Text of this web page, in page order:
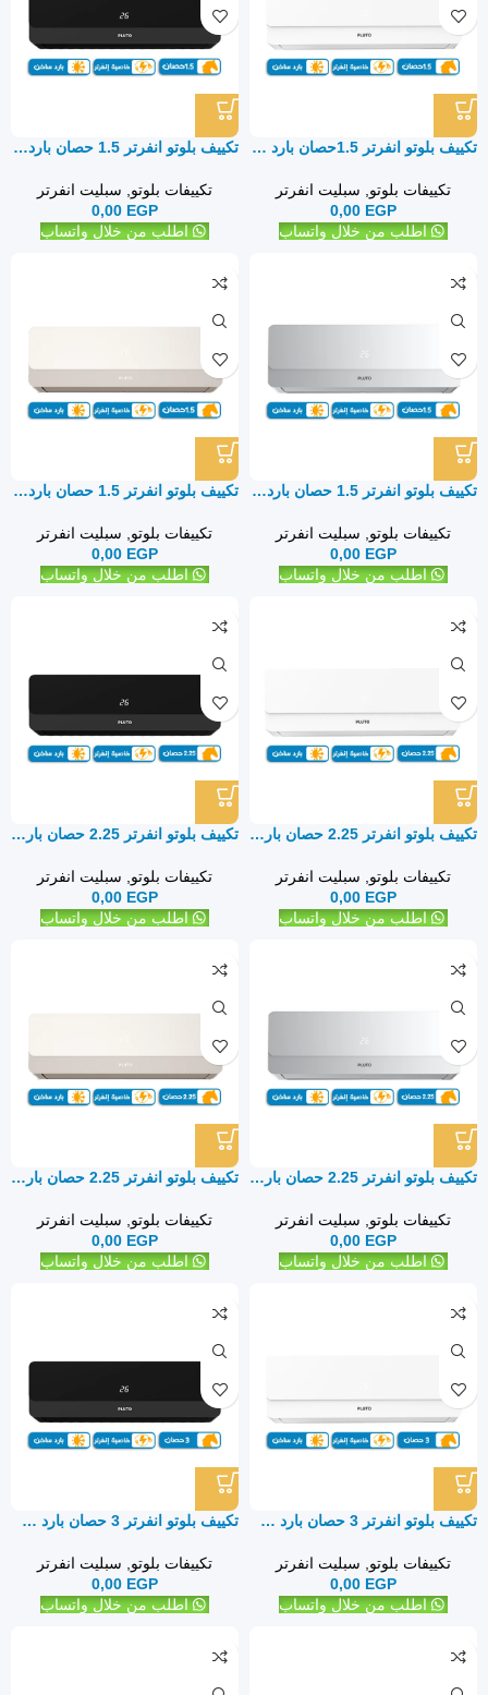
تكييف بلوتو انفرتر 1.5حصان بارد ساخن – سبليت
تكييفات بلوتو
سبليت انفرتر
0,00 EGP
اطلب من خلال واتساب
تكييف بلوتو انفرتر 1.5 حصان بارد ساخن – سبليت
تكييفات بلوتو
سبليت انفرتر
0,00 EGP
اطلب من خلال واتساب
تكييف بلوتو انفرتر 1.5 حصان بارد ساخن – سبليت
تكييفات بلوتو
سبليت انفرتر
0,00 EGP
اطلب من خلال واتساب
تكييف بلوتو انفرتر 1.5 حصان بارد ساخن – سبليت
تكييفات بلوتو
سبليت انفرتر
0,00 EGP
اطلب من خلال واتساب
تكييف بلوتو انفرتر 2.25 حصان بارد ساخن – سبليت
تكييفات بلوتو
سبليت انفرتر
0,00 EGP
اطلب من خلال واتساب
تكييف بلوتو انفرتر 2.25 حصان بارد ساخن – سبليت
تكييفات بلوتو
سبليت انفرتر
0,00 EGP
اطلب من خلال واتساب
تكييف بلوتو انفرتر 2.25 حصان بارد ساخن – سبليت
تكييفات بلوتو
سبليت انفرتر
0,00 EGP
اطلب من خلال واتساب
تكييف بلوتو انفرتر 2.25 حصان بارد ساخن – سبليت
تكييفات بلوتو
سبليت انفرتر
0,00 EGP
اطلب من خلال واتساب
تكييف بلوتو انفرتر 3 حصان بارد ساخن – سبليت
تكييفات بلوتو
سبليت انفرتر
0,00 EGP
اطلب من خلال واتساب
تكييف بلوتو انفرتر 3 حصان بارد ساخن – سبليت
تكييفات بلوتو
سبليت انفرتر
0,00 EGP
اطلب من خلال واتساب